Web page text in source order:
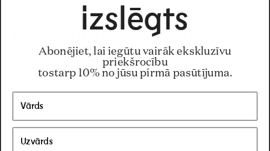
Bestselleri BFCM 15%
izslēgts
Abonējiet, lai iegūtu vairāk ekskluzīvu
priekšrocību
tostarp 10% no jūsu pirmā pasūtījuma.